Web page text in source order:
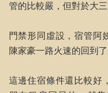
管的比較嚴，但對於大
門禁形同虛設，宿管阿
陳家豪一路火速的回到了
這邊住宿條件還比較好